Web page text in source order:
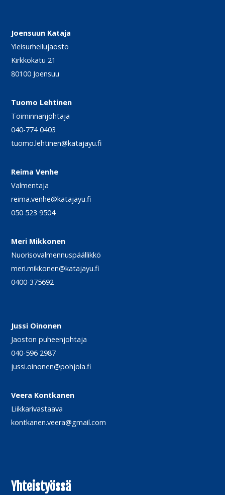
Joensuun Kataja
Yleisurheilujaosto
Kirkkokatu 21
80100 Joensuu
Tuomo Lehtinen
Toiminnanjohtaja
040-774 0403
tuomo.lehtinen@katajayu.fi
Reima Venhe
Valmentaja
reima.venhe@katajayu.fi
050 523 9504
Meri Mikkonen
Nuorisovalmennuspäällikkö
meri.mikkonen@katajayu.fi
0400-375692
Jussi Oinonen
Jaoston puheenjohtaja
040-596 2987
jussi.oinonen@pohjola.fi
Veera Kontkanen
Liikkarivastaava
kontkanen.veera@gmail.com
Yhteistyössä